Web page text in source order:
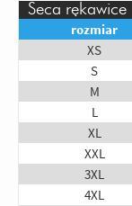
Seca rękawice
rozmiar
XS
S
M
L
XL
XXL
3XL
4XL